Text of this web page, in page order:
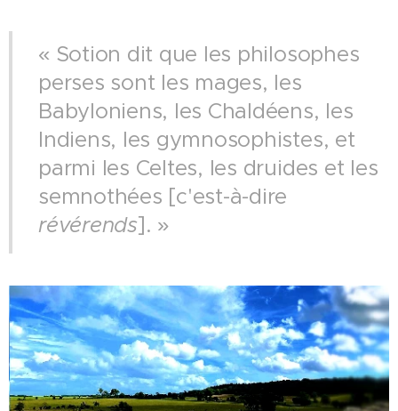
« Sotion dit que les philosophes
perses sont les mages, les
Babyloniens, les Chaldéens, les
Indiens, les gymnosophistes, et
parmi les Celtes, les druides et les
semnothées [c'est-à-dire
révérends]. »